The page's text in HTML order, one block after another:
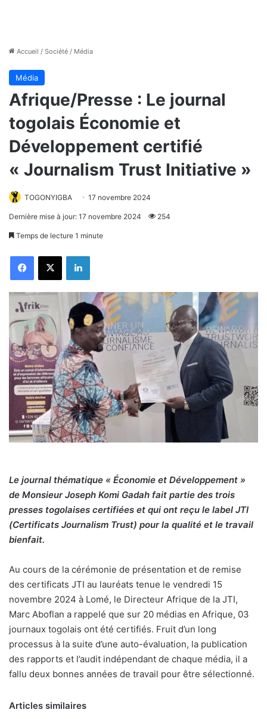
Accueil / Société / Média
Média
Afrique/Presse : Le journal
togolais Économie et
Développement certifié
« Journalism Trust Initiative »
TOGONYIGBA 17 novembre 2024
Dernière mise à jour: 17 novembre 2024 254
Temps de lecture 1 minute
FacebookX Linkedin
Le journal thématique « Économie et Développement »
de Monsieur Joseph Komi Gadah fait partie des trois
presses togolaises certifiées et qui ont reçu le label JTI
(Certificats Journalism Trust) pour la qualité et le travail
bienfait.
Au cours de la cérémonie de présentation et de remise
des certificats JTI au lauréats tenue le vendredi 15
novembre 2024 à Lomé, le Directeur Afrique de la JTI,
Marc Aboflan a rappelé que sur 20 médias en Afrique, 03
journaux togolais ont été certifiés. Fruit d’un long
processus à la suite d’une auto-évaluation, la publication
des rapports et l’audit indépendant de chaque média, il a
fallu deux bonnes années de travail pour être sélectionné.
Articles similaires